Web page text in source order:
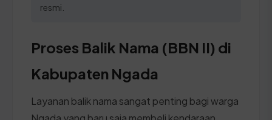
resmi.
Proses Balik Nama (BBN II) di
Kabupaten Ngada
Layanan balik nama sangat penting bagi warga